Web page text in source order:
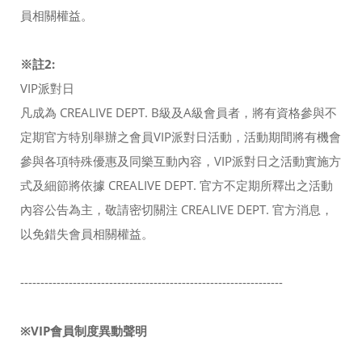
員相關權益。
※註2:
VIP派對日
凡成為 CREALIVE DEPT. B級及A級會員者，將有資格參與不
定期官方特別舉辦之會員VIP派對日活動，活動期間將有機會
參與各項特殊優惠及同樂互動內容，VIP派對日之活動實施方
式及細節將依據 CREALIVE DEPT. 官方不定期所釋出之活動
內容公告為主，敬請密切關注 CREALIVE DEPT. 官方消息，
以免錯失會員相關權益。
-----------------------------------------------------------------
※VIP會員制度異動聲明